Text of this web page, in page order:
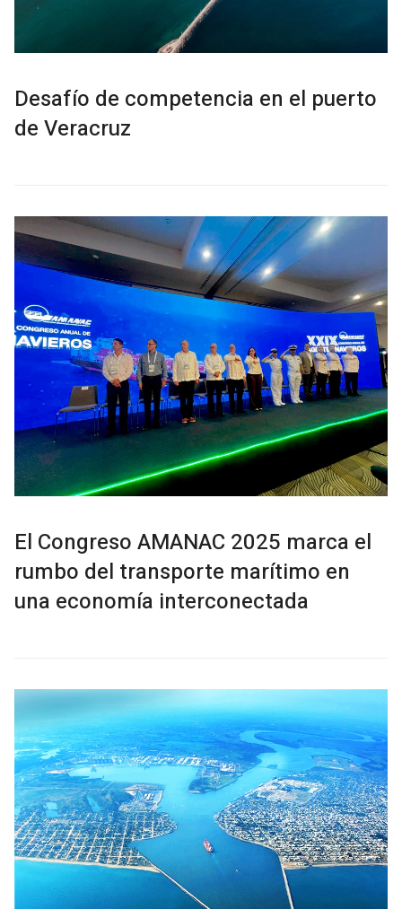
Desafío de competencia en el puerto
de Veracruz
El Congreso AMANAC 2025 marca el
rumbo del transporte marítimo en
una economía interconectada